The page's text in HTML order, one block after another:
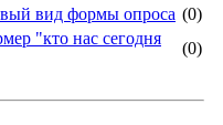
вид формы опроса (0)
"кто нас сегодня
(0)